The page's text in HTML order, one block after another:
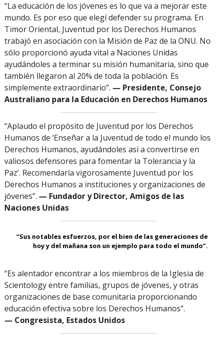
“La educación de los jóvenes es lo que va a mejorar este
mundo. Es por eso que elegí defender su programa. En
Timor Oriental, Juventud por los Derechos Humanos
trabajó en asociación con la Misión de Paz de la ONU. No
sólo proporcionó ayuda vital a Naciones Unidas
ayudándoles a terminar su misión humanitaria, sino que
también llegaron al 20% de toda la población. Es
simplemente extraordinario”. — Presidente, Consejo
Australiano para la Educación en Derechos Humanos
“Aplaudo el propósito de Juventud por los Derechos
Humanos de ‘Enseñar a la Juventud de todo el mundo los
Derechos Humanos, ayudándoles así a convertirse en
valiosos defensores para fomentar la Tolerancia y la
Paz’. Recomendaría vigorosamente Juventud por los
Derechos Humanos a instituciones y organizaciones de
jóvenes”. — Fundador y Director, Amigos de las
Naciones Unidas
“Sus notables esfuerzos, por el bien de las generaciones de
hoy y del mañana son un ejemplo para todo el mundo”.
“Es alentador encontrar a los miembros de la Iglesia de
Scientology entre familias, grupos de jóvenes, y otras
organizaciones de base comunitaria proporcionando
educación efectiva sobre los Derechos Humanos”.
— Congresista, Estados Unidos